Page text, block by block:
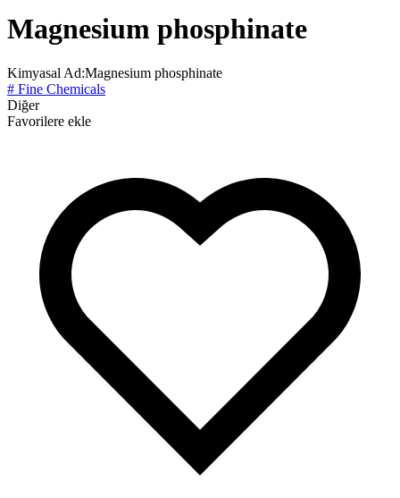
Magnesium phosphinate
Kimyasal Ad:Magnesium phosphinate
# Fine Chemicals
Diğer
Favorilere ekle